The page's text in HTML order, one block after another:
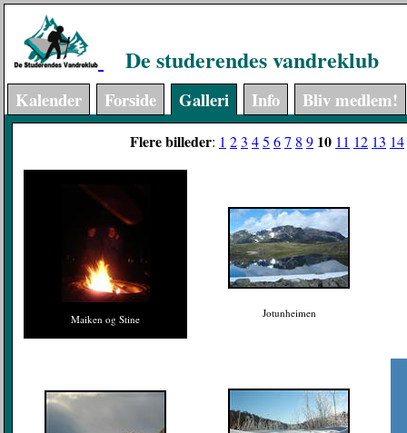
De studerendes vandreklub
Kalender Forside Galleri Info Bliv medlem!
Flere billeder: 1 23 45 67 8 9 10 11 12 13 14
Maiken og Stine Jotunheimen